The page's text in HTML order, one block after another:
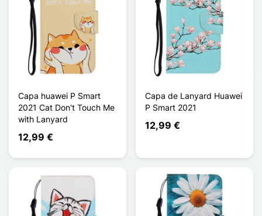
Capa huawei P Smart
2021 Cat Don't Touch Me
with Lanyard
12,99 €
Capa de Lanyard Huawei
P Smart 2021
12,99 €